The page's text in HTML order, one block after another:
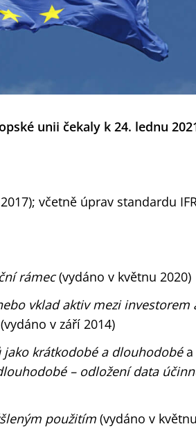
unii čekaly k 24. lednu
včetně úprav standardu
rámec(vydáno v květnu 2020)
vklad aktiv mezi investorem
(vydáno v září 2014)
jako krátkodobé a dlouhodobéa
– odložení data
použitím (vydáno v květnu